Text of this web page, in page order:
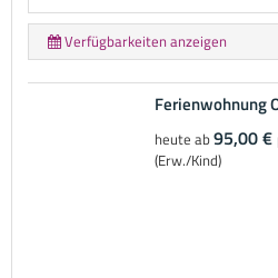
Verfügbarkeiten anzeigen
Ferienwohnung
heute ab95,00 €
(Erw./Kind)